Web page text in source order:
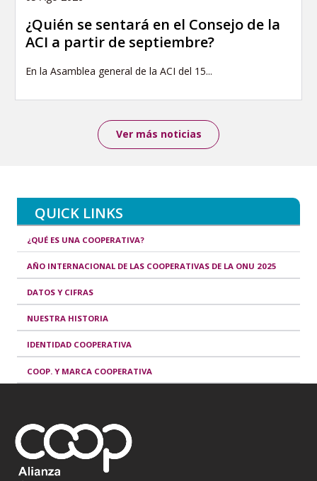
¿Quién se sentará en el Consejo de la
ACI a partir de septiembre?
En la Asamblea general de la ACI del 15...
Ver más noticias
QUICK LINKS
¿QUÉ ES UNA COOPERATIVA?
AÑO INTERNACIONAL DE LAS COOPERATIVAS DE LA ONU 2025
DATOS Y CIFRAS
NUESTRA HISTORIA
IDENTIDAD COOPERATIVA
COOP. Y MARCA COOPERATIVA